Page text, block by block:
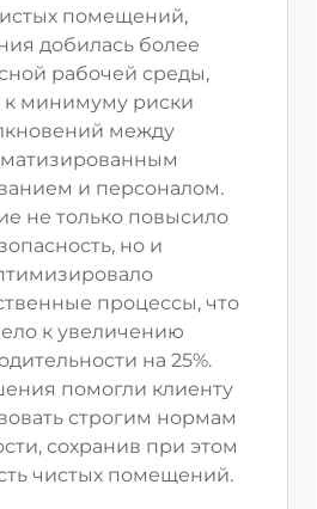
помещений,
добилась более
рабочей среды,
к минимуму риски
между
и персоналом.
не только повысило
но и
процессы, что
к увеличению
на 25%.
помогли клиенту
строгим нормам
сохранив при этом
чистых помещений.